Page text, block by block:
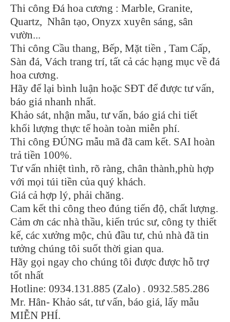
Thi công Đá hoa cương : Marble, Granite,
Quartz, Nhân tạo, Onyzx xuyên sáng, sân
vườn...
Thi công Cầu thang, Bếp, Mặt tiền , Tam Cấp,
Sàn đá, Vách trang trí, tất cả các hạng mục về đá
hoa cương.
Hãy để lại bình luận hoặc SĐT để được tư vấn,
báo giá nhanh nhất.
Khảo sát, nhận mẫu, tư vấn, báo giá chi tiết
khối lượng thực tế hoàn toàn miễn phí.
Thi công ĐÚNG mẫu mã đã cam kết. SAI hoàn
trả tiền 100%.
Tư vấn nhiệt tình, rõ ràng, chân thành,phù hợp
với mọi túi tiền của quý khách.
Giá cả hợp lý, phải chăng.
Cam kết thi công theo đúng tiến độ, chất lượng.
Cảm ơn các nhà thầu, kiến trúc sư, công ty thiết
kế, các xưởng mộc, chủ đầu tư, chủ nhà đã tin
tưởng chúng tôi suốt thời gian qua.
Hãy gọi ngay cho chúng tôi được được hỗ trợ
tốt nhất
Hotline: 0934.131.885 (Zalo) . 0932.585.286
Mr. Hân- Khảo sát, tư vấn, báo giá, lấy mẫu
MIỄN PHÍ.